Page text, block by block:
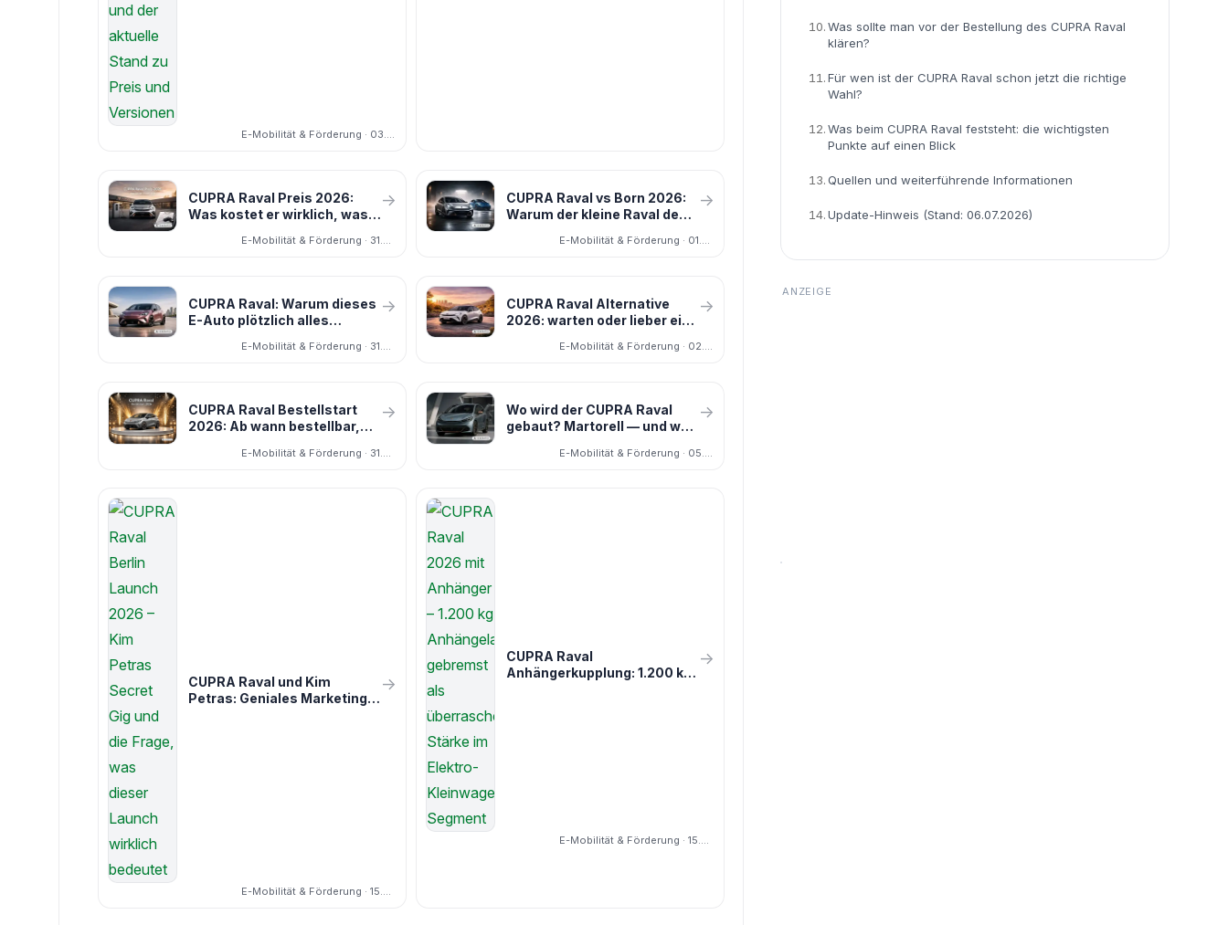
E-Mobilität & Förderung · 03.04.2026
CUPRA Raval Preis 2026:
Was kostet er wirklich, was
Monatskosten?
→
E-Mobilität & Förderung · 31.03.2026
CUPRA Raval vs Born 2026:
Warum der kleine Raval den
→
E-Mobilität & Förderung · 01.04.2026
CUPRA Raval: Warum dieses
E-Auto plötzlich alles
→
E-Mobilität & Förderung · 31.03.2026
CUPRA Raval Alternative
2026: warten oder lieber ein
→
E-Mobilität & Förderung · 02.04.2026
CUPRA Raval Bestellstart
2026: Ab wann bestellbar,
Konfigurator, lohnt sich
→
Wo wird der CUPRA Raval
gebaut? Martorell — und was
→
CUPRA Raval und Kim
Petras: Geniales Marketing
→
E-Mobilität & Förderung · 15.04.2026
CUPRA Raval
Anhängerkupplung: 1.200 kg
→
E-Mobilität & Förderung · 15.04.2026
10.Was sollte man vor der Bestellung des CUPRA Raval
klären?
11.Für wen ist der CUPRA Raval schon jetzt die richtige
Wahl?
12.Was beim CUPRA Raval feststeht: die wichtigsten
Punkte auf einen Blick
13.Quellen und weiterführende Informationen
14.Update-Hinweis (Stand: 06.07.2026)